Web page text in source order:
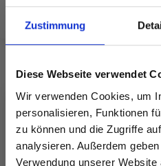
Zustimmung
Diese Webseite verwendet
Wir verwenden Cookies, um
personalisieren, Funktionen
zu können und die Zugriffe
analysieren. Außerdem
Verwendung unserer
FÜR SIE EMPFOHLEN